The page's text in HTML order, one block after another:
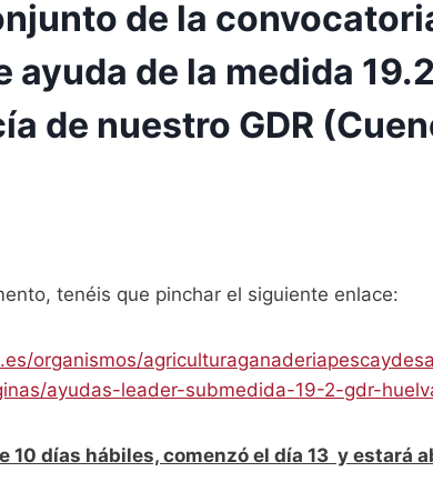
de la
ayuda de la medida
de nuestro GDR
tenéis que pinchar el siguiente enlace:
organismos/
ayudas-leader-submedida-19-2-gdr-
10 días hábiles, comenzó el día 13 y estará